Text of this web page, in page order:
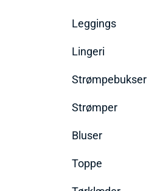
Leggings
Lingeri
Strømpebukser
Strømper
Bluser
Toppe